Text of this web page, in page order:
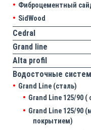
Фиброцементный
SidWood
Cedral
Grand line
Аlta profil
Водосточные
Grand Line (сталь)
Grand Line 125/90
Grand Line 125/90
покрытием)